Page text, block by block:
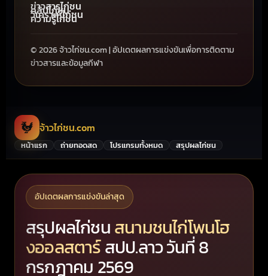
ข่าวสารไก่ชน
คลิปไก่ชน
วิเคราะห์ไก่ชน
ความรู้ไก่ชน
© 2026 จ้าวไก่ชน.com | อัปเดตผลการแข่งขันเพื่อการติดตาม
ข่าวสารและข้อมูลกีฬา
🐓 จ้าวไก่ชน.com
หน้าแรก ถ่ายทอดสด โปรแกรมทั้งหมด สรุปผลไก่ชน
อัปเดตผลการแข่งขันล่าสุด
สรุปผลไก่ชนสนามชนไก่โพนโฮ
งออลสตาร์สปป.ลาว วันที่ 8
กรกฎาคม 2569